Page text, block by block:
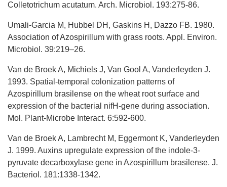
Colletotrichum acutatum. Arch. Microbiol. 193:275-86.
Umali-Garcia M, Hubbel DH, Gaskins H, Dazzo FB. 1980.
Association of Azospirillum with grass roots. Appl. Environ.
Microbiol. 39:219–26.
Van de Broek A, Michiels J, Van Gool A, Vanderleyden J.
1993. Spatial-temporal colonization patterns of
Azospirillum brasilense on the wheat root surface and
expression of the bacterial nifH-gene during association.
Mol. Plant-Microbe Interact. 6:592-600.
Van de Broek A, Lambrecht M, Eggermont K, Vanderleyden
J. 1999. Auxins upregulate expression of the indole-3-
pyruvate decarboxylase gene in Azospirillum brasilense. J.
Bacteriol. 181:1338-1342.